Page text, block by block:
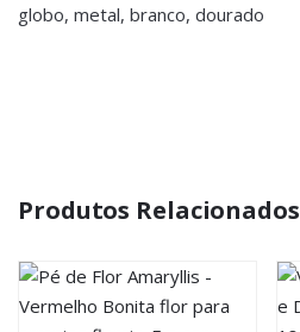
globo, metal, branco, dourado
Produtos Relacionados